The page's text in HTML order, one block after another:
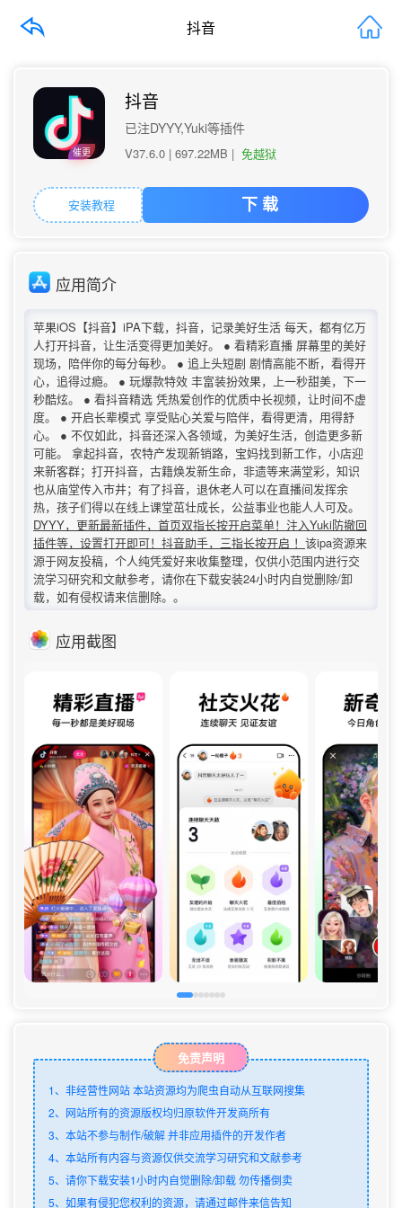
抖音
催更
抖音
已注DYYY,Yuki等插件
V37.6.0 | 697.22MB | 免越狱
安装教程 下 载
应用简介
苹果iOS【抖音】iPA下载，抖音，记录美好生活 每天，都有亿万
人打开抖音，让生活变得更加美好。 ● 看精彩直播 屏幕里的美好
现场，陪伴你的每分每秒。 ● 追上头短剧 剧情高能不断，看得开
心，追得过瘾。 ● 玩爆款特效 丰富装扮效果，上一秒甜美，下一
秒酷炫。 ● 看抖音精选 凭热爱创作的优质中长视频，让时间不虚
度。 ● 开启长辈模式 享受贴心关爱与陪伴，看得更清，用得舒
心。 ● 不仅如此，抖音还深入各领域，为美好生活，创造更多新
可能。 拿起抖音，农特产发现新销路，宝妈找到新工作，小店迎
来新客群；打开抖音，古籍焕发新生命，非遗等来满堂彩，知识
也从庙堂传入市井；有了抖音，退休老人可以在直播间发挥余
热，孩子们得以在线上课堂茁壮成长，公益事业也能人人可及。
DYYY，更新最新插件，首页双指长按开启菜单！注入Yuki防撤回
插件等，设置打开即可！抖音助手，三指长按开启 ！ 该ipa资源来
源于网友投稿，个人纯凭爱好来收集整理，仅供小范围内进行交
流学习研究和文献参考，请你在下载安装24小时内自觉删除/卸
载，如有侵权请来信删除。。
应用截图
免责声明
1、非经营性网站 本站资源均为爬虫自动从互联网搜集
2、网站所有的资源版权均归原软件开发商所有
3、本站不参与制作/破解 并非应用插件的开发作者
4、本站所有内容与资源仅供交流学习研究和文献参考
5、请你下载安装1小时内自觉删除/卸载 勿传播倒卖
5、如果有侵犯您权利的资源，请通过邮件来信告知